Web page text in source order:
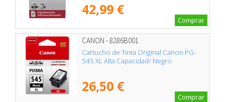
42,99 €
Comprar
CANON - 8286B001
Cartucho de Tinta Original Canon PG-
545 XL Alta Capacidad/ Negro
26,50 €
Comprar